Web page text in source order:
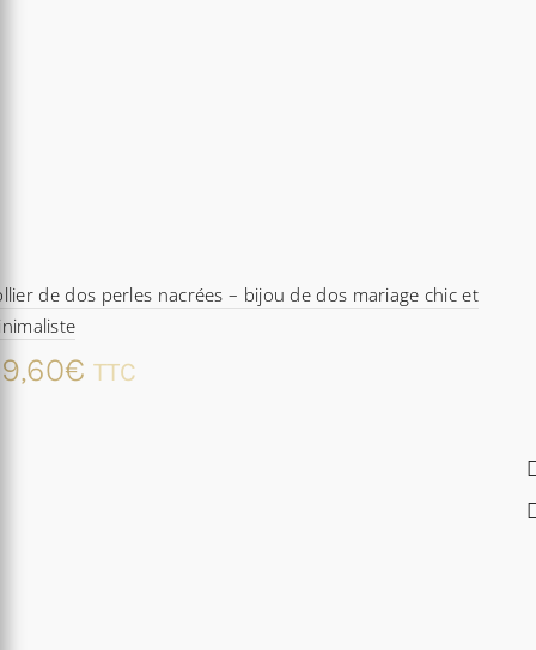
de dos perles nacrées – bijou de dos mariage chic et
€ TTC